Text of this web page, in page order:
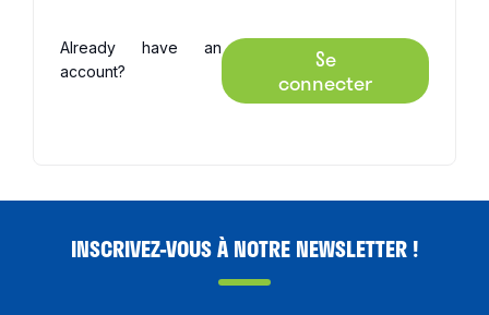
Already have an
account?
Se
connecter
INSCRIVEZ-VOUS À NOTRE NEWSLETTER !